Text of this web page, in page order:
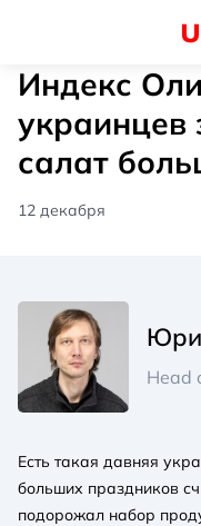
Индекс
украинцев
салат
12 декабря
Head
Есть такая давняя
больших праздников
подорожал набор